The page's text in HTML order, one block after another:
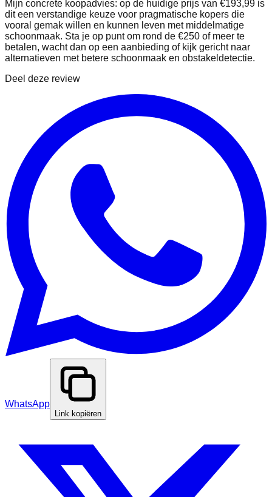
Mijn concrete koopadvies: op de huidige prijs van €193,99 is
dit een verstandige keuze voor pragmatische kopers die
vooral gemak willen en kunnen leven met middelmatige
schoonmaak. Sta je op punt om rond de €250 of meer te
betalen, wacht dan op een aanbieding of kijk gericht naar
alternatieven met betere schoonmaak en obstakeldetectie.
Deel deze review
WhatsApp
Link kopiëren